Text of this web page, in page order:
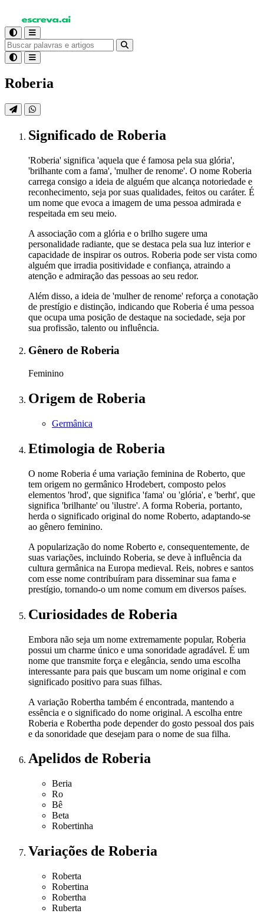
Roberia
Significado de Roberia
'Roberia' significa 'aquela que é famosa pela sua glória',
'brilhante com a fama', 'mulher de renome'. O nome Roberia
carrega consigo a ideia de alguém que alcança notoriedade e
reconhecimento, seja por suas qualidades, feitos ou caráter. É
um nome que evoca a imagem de uma pessoa admirada e
respeitada em seu meio.
A associação com a glória e o brilho sugere uma
personalidade radiante, que se destaca pela sua luz interior e
capacidade de inspirar os outros. Roberia pode ser vista como
alguém que irradia positividade e confiança, atraindo a
atenção e admiração das pessoas ao seu redor.
Além disso, a ideia de 'mulher de renome' reforça a conotação
de prestígio e distinção, indicando que Roberia é uma pessoa
que ocupa uma posição de destaque na sociedade, seja por
sua profissão, talento ou influência.
Gênero de Roberia
Feminino
Origem de Roberia
Germânica
Etimologia de Roberia
O nome Roberia é uma variação feminina de Roberto, que
tem origem no germânico Hrodebert, composto pelos
elementos 'hrod', que significa 'fama' ou 'glória', e 'berht', que
significa 'brilhante' ou 'ilustre'. A forma Roberia, portanto,
herda o significado original do nome Roberto, adaptando-se
ao gênero feminino.
A popularização do nome Roberto e, consequentemente, de
suas variações, incluindo Roberia, se deve à influência da
cultura germânica na Europa medieval. Reis, nobres e santos
com esse nome contribuíram para disseminar sua fama e
prestígio, tornando-o um nome comum em diversos países.
Curiosidades de Roberia
Embora não seja um nome extremamente popular, Roberia
possui um charme único e uma sonoridade agradável. É um
nome que transmite força e elegância, sendo uma escolha
interessante para pais que buscam um nome original e com
significado positivo para suas filhas.
A variação Robertha também é encontrada, mantendo a
essência e o significado do nome original. A escolha entre
Roberia e Robertha pode depender do gosto pessoal dos pais
e da sonoridade que desejam para o nome de sua filha.
Apelidos de Roberia
Beria
Ro
Bê
Beta
Robertinha
Variações de Roberia
Roberta
Robertina
Robertha
Ruberta